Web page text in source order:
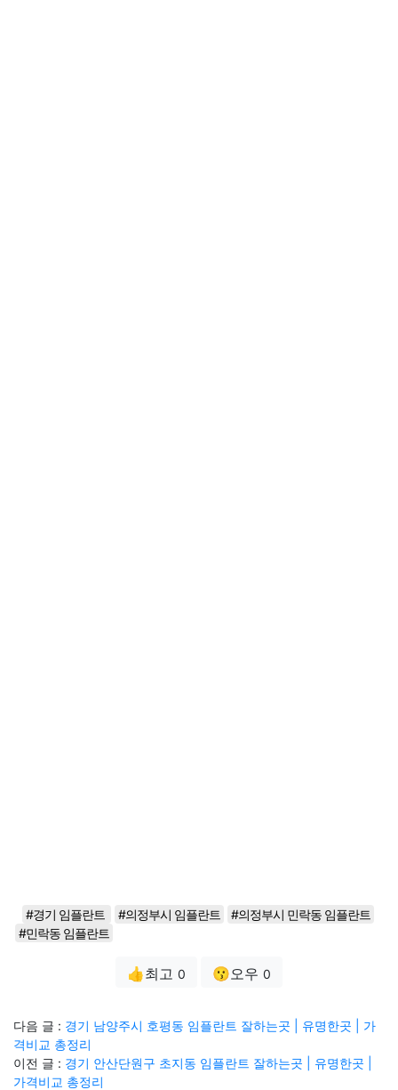
#경기 임플란트 #의정부시 임플란트
#의정부시 민락동 임플란트
#민락동 임플란트
👍최고 0 😗오우 0
다음 글 : 경기 남양주시 호평동 임플란트 잘하는곳 | 유명한곳 | 가
격비교 총정리
이전 글 : 경기 안산단원구 초지동 임플란트 잘하는곳 | 유명한곳 |
가격비교 총정리